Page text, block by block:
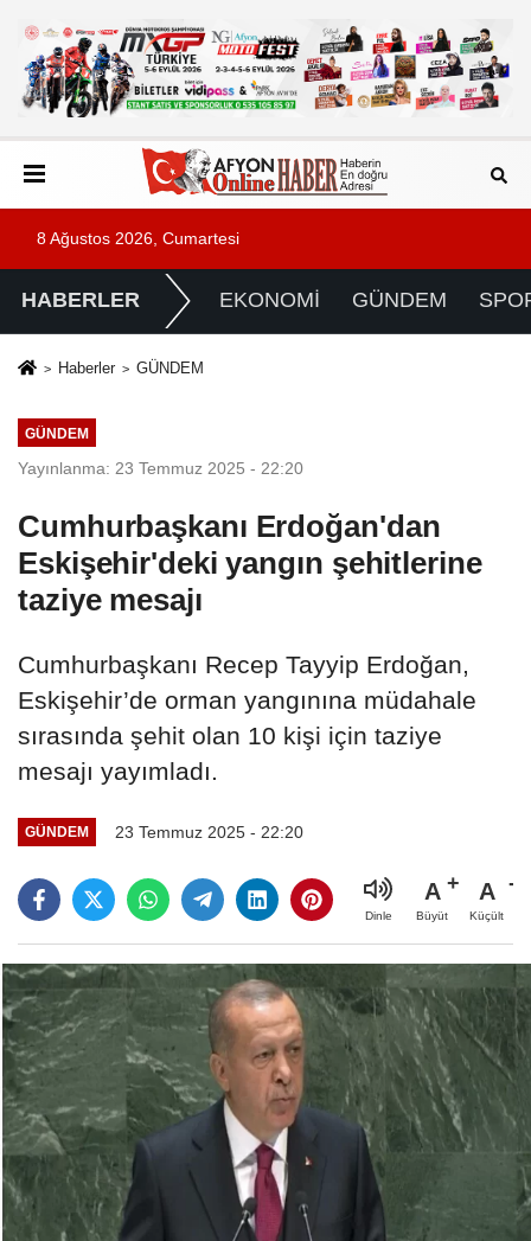
8 Ağustos 2026, Cumartesi
HABERLER EKONOMİ GÜNDEM
Haberler GÜNDEM
GÜNDEM
Yayınlanma: 23 Temmuz 2025 - 22:20
Cumhurbaşkanı Erdoğan'dan
Eskişehir'deki yangın şehitlerine
taziye mesajı
Cumhurbaşkanı Recep Tayyip Erdoğan,
Eskişehir’de orman yangınına müdahale
sırasında şehit olan 10 kişi için taziye
mesajı yayımladı.
GÜNDEM 23 Temmuz 2025 - 22:20
Dinle
A
Büyüt
A
Küçült